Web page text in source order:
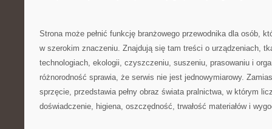
Strona może pełnić funkcję branżowego przewodnika dla osób,
w szerokim znaczeniu. Znajdują się tam treści o urządzeniach,
technologiach, ekologii, czyszczeniu, suszeniu, prasowaniu i
różnorodność sprawia, że serwis nie jest jednowymiarowy.
sprzęcie, przedstawia pełny obraz świata pralnictwa, w którym
doświadczenie, higiena, oszczędność, trwałość materiałów i